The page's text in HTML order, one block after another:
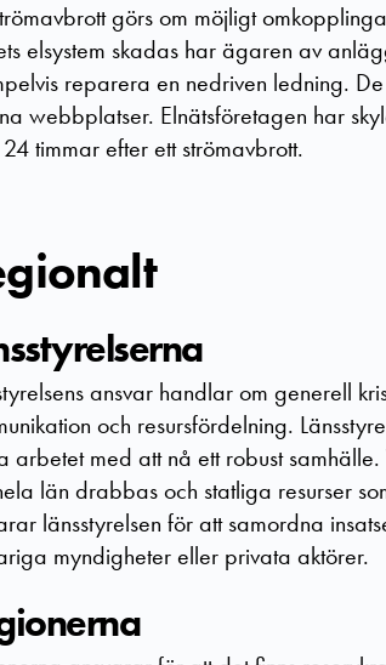
görs om möjligt
elsystem skadas har ägaren av
reparera en nedriven ledning.
webbplatser. Elnätsföretagen har
timmar efter ett strömavbrott.
ansvar handlar om generell
och resursfördelning.
arbetet med att nå ett robust
län drabbas och statliga resurser
länsstyrelsen för att samordna
myndigheter eller privata aktörer.